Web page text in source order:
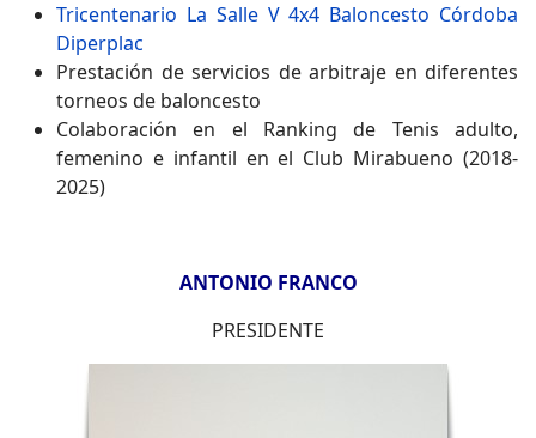
Tricentenario La Salle V 4x4 Baloncesto Córdoba
Diperplac
Prestación de servicios de arbitraje en diferentes
torneos de baloncesto
Colaboración en el Ranking de Tenis adulto,
femenino e infantil en el Club Mirabueno (2018-
2025)
ANTONIO FRANCO
PRESIDENTE